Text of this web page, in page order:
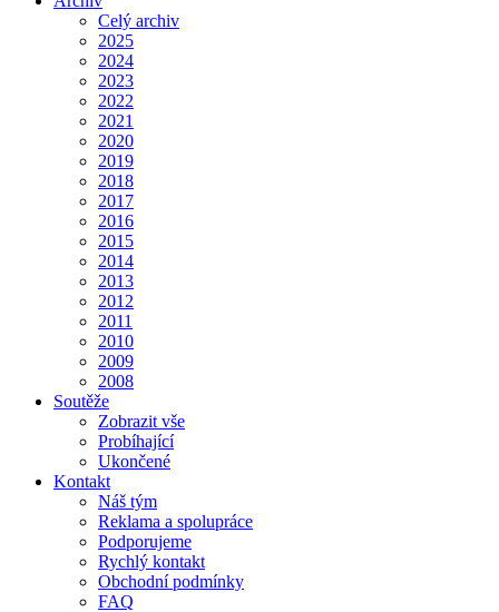
Celý archiv
2025
2024
2023
2022
2021
2020
2019
2018
2017
2016
2015
2014
2013
2012
2011
2010
2009
2008
Soutěže
Zobrazit vše
Probíhající
Ukončené
Kontakt
Náš tým
Reklama a spolupráce
Podporujeme
Rychlý kontakt
Obchodní podmínky
FAQ